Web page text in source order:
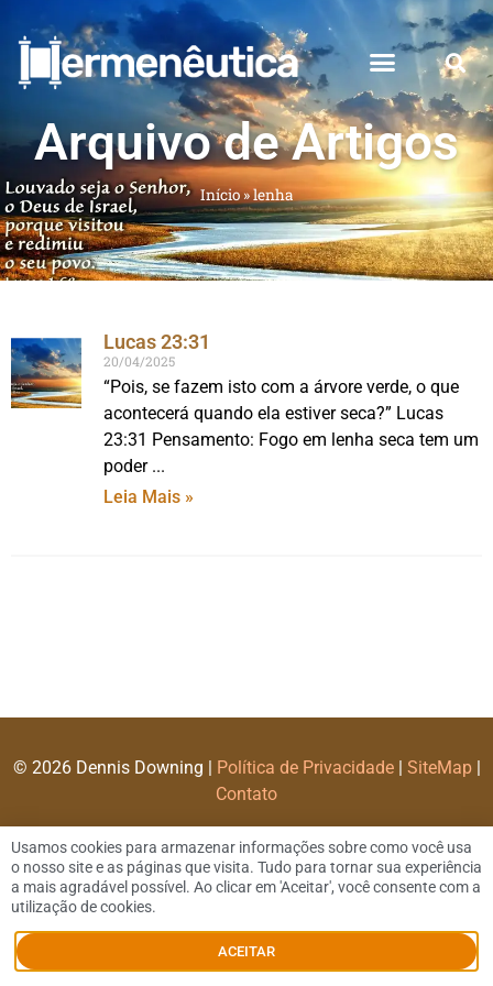
Arquivo de Artigos
Início»lenha
Lucas 23:31
20/04/2025
“Pois, se fazem isto com a árvore verde, o que
acontecerá quando ela estiver seca?” Lucas
23:31 Pensamento: Fogo em lenha seca tem um
poder
Leia Mais »
© 2026 Dennis Downing | Política de Privacidade| SiteMap|
Contato
Usamos cookies para armazenar informações sobre como você usa
o nosso site e as páginas que visita. Tudo para tornar sua experiência
a mais agradável possível. Ao clicar em 'Aceitar', você consente com a
utilização de cookies.
ACEITAR